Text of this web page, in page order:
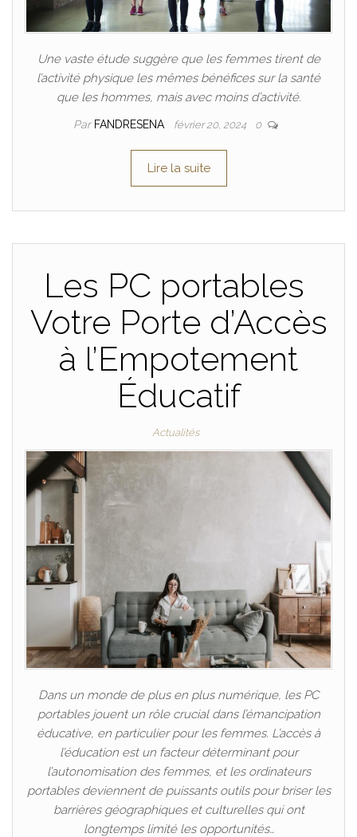
Une vaste étude suggère que les femmes tirent de
l’activité physique les mêmes bénéfices sur la santé
que les hommes, mais avec moins d’activité.
Par FANDRESENA février 20, 2024 0
Lire la suite
Les PC portables
Votre Porte d’Accès
à l’Empotement
Éducatif
Actualités
Dans un monde de plus en plus numérique, les PC
portables jouent un rôle crucial dans l’émancipation
éducative, en particulier pour les femmes. L’accès à
l’éducation est un facteur déterminant pour
l’autonomisation des femmes, et les ordinateurs
portables deviennent de puissants outils pour briser les
barrières géographiques et culturelles qui ont
longtemps limité les opportunités…